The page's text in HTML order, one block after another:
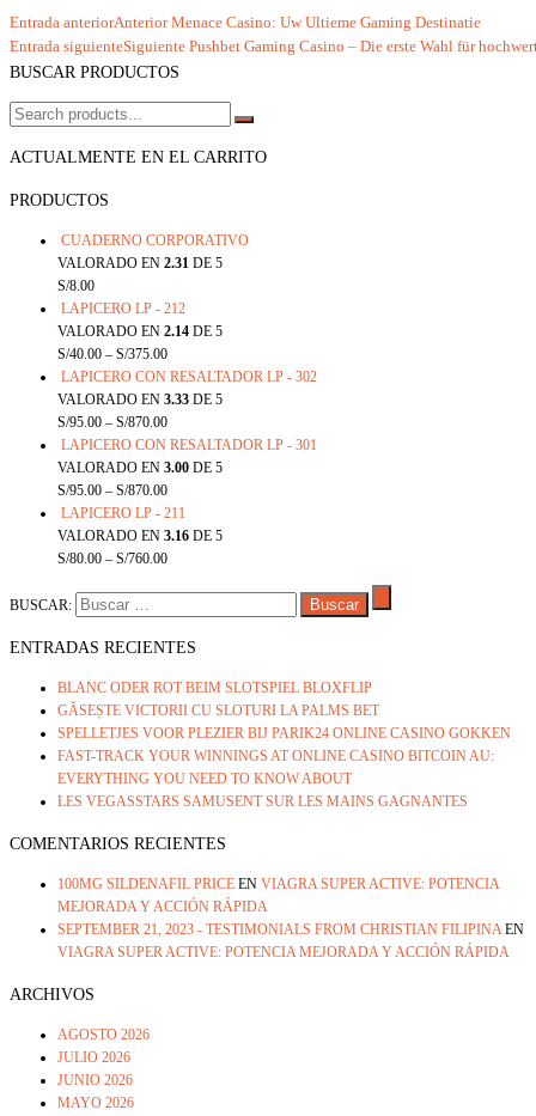
Entrada anteriorAnterior Menace Casino: Uw Ultieme Gaming Destinatie
Entrada siguienteSiguiente Pushbet Gaming Casino – Die erste Wahl für
BUSCAR PRODUCTOS
ACTUALMENTE EN EL CARRITO
PRODUCTOS
CUADERNO CORPORATIVO
VALORADO EN 2.31 DE 5
S/8.00
LAPICERO LP - 212
VALORADO EN 2.14 DE 5
S/40.00 – S/375.00
LAPICERO CON RESALTADOR LP - 302
VALORADO EN 3.33 DE 5
S/95.00 – S/870.00
LAPICERO CON RESALTADOR LP - 301
VALORADO EN 3.00 DE 5
S/95.00 – S/870.00
LAPICERO LP - 211
VALORADO EN 3.16 DE 5
S/80.00 – S/760.00
BUSCAR:
ENTRADAS RECIENTES
BLANC ODER ROT BEIM SLOTSPIEL BLOXFLIP
GĂSEȘTE VICTORII CU SLOTURI LA PALMS BET
SPELLETJES VOOR PLEZIER BIJ PARIK24 ONLINE CASINO GOKKEN
FAST-TRACK YOUR WINNINGS AT ONLINE CASINO BITCOIN AU:
EVERYTHING YOU NEED TO KNOW ABOUT
LES VEGASSTARS SAMUSENT SUR LES MAINS GAGNANTES
COMENTARIOS RECIENTES
100MG SILDENAFIL PRICE EN VIAGRA SUPER ACTIVE: POTENCIA
MEJORADA Y ACCIÓN RÁPIDA
SEPTEMBER 21, 2023 - TESTIMONIALS FROM CHRISTIAN FILIPINAEN
VIAGRA SUPER ACTIVE: POTENCIA MEJORADA Y ACCIÓN RÁPIDA
ARCHIVOS
AGOSTO 2026
JULIO 2026
JUNIO 2026
MAYO 2026